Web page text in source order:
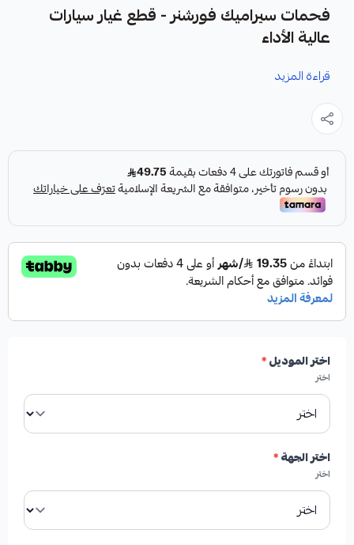
فحمات سيراميك فورشنر - قطع غيار سيارات
عالية الأداء
نوفر لك فحمات سيراميك فورشنر كقطعة غيار متينة وعالية الجودة
مصممة لتعزيز أداء نظام الفرامل في سيارتك.
مميزات المنتج:
✓فرامل أقوى واستجابة أسرع.
✓عمر افتراضي أطول مقارنة بالفحمات التقليدية.
✓إنتاج رماد أقل يساهم في نظافة العجلات.
✓تشغيل هادئ وبدون أصوات صفير مزعجة.
معلومات إضافية:
قراءة المزيد
اختر الموديل*
اختر
اختر الجهة*
اختر